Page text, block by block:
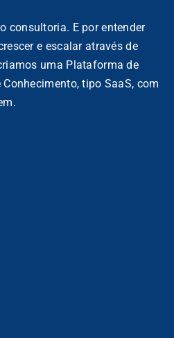
consultoria. E por entender
e escalar através de
uma Plataforma de
tipo SaaS, com